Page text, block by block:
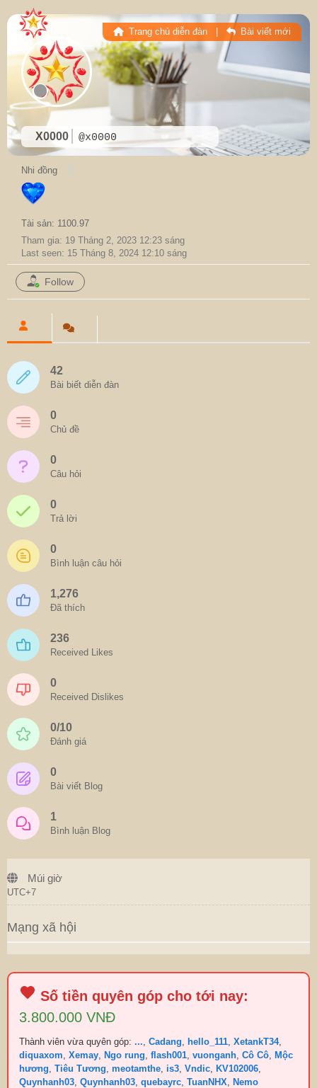
X0000 @x0000
Trang chủ diễn đàn Bài viết mới
Nhi đồng
Tài sản: 1100.97
Tham gia: 19 Tháng 2, 2023 12:23 sáng
Last seen: 15 Tháng 8, 2024 12:10 sáng
Follow
42
Bài biết diễn đàn
0
Chủ đề
0
Câu hỏi
0
Trả lời
0
Bình luận câu hỏi
1,276
Đã thích
236
Received Likes
0
Received Dislikes
0/10
Đánh giá
0
Bài viết Blog
1
Bình luận Blog
Múi giờ
UTC+7
Mạng xã hội
Số tiền quyên góp cho tới nay:
3.800.000 VNĐ
Thành viên vừa quyên góp: ..., Cadang, hello_111, XetankT34,
diquaxom, Xemay, Ngo rung, flash001, vuonganh, Cô Cô, Mộc
hương, Tiêu Tương, meotamthe, is3, Vndic, KV102006,
Quynhanh03, Quynhanh03, quebayrc, TuanNHX, Nemo